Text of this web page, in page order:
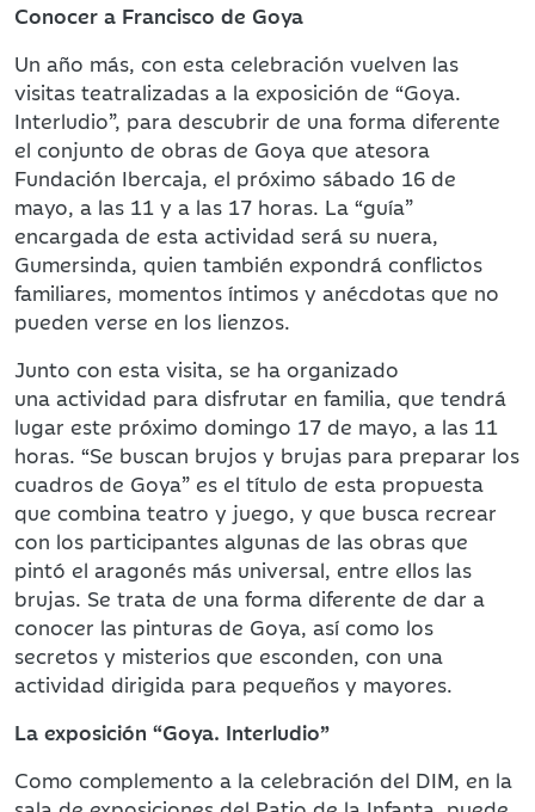
Conocer a Francisco de Goya
Un año más, con esta celebración vuelven las
visitas teatralizadas a la exposición de “Goya.
Interludio”, para descubrir de una forma diferente
el conjunto de obras de Goya que atesora
Fundación Ibercaja, el próximo sábado 16 de
mayo, a las 11 y a las 17 horas. La “guía”
encargada de esta actividad será su nuera,
Gumersinda, quien también expondrá conflictos
familiares, momentos íntimos y anécdotas que no
pueden verse en los lienzos.
Junto con esta visita, se ha organizado
una actividad para disfrutar en familia, que tendrá
lugar este próximo domingo 17 de mayo, a las 11
horas. “Se buscan brujos y brujas para preparar los
cuadros de Goya” es el título de esta propuesta
que combina teatro y juego, y que busca recrear
con los participantes algunas de las obras que
pintó el aragonés más universal, entre ellos las
brujas. Se trata de una forma diferente de dar a
conocer las pinturas de Goya, así como los
secretos y misterios que esconden, con una
actividad dirigida para pequeños y mayores.
La exposición “Goya. Interludio”
Como complemento a la celebración del DIM, en la